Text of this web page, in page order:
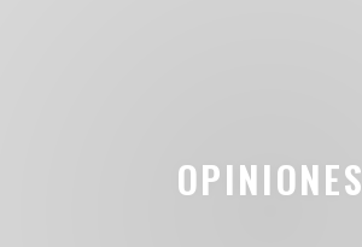
OPINIONES